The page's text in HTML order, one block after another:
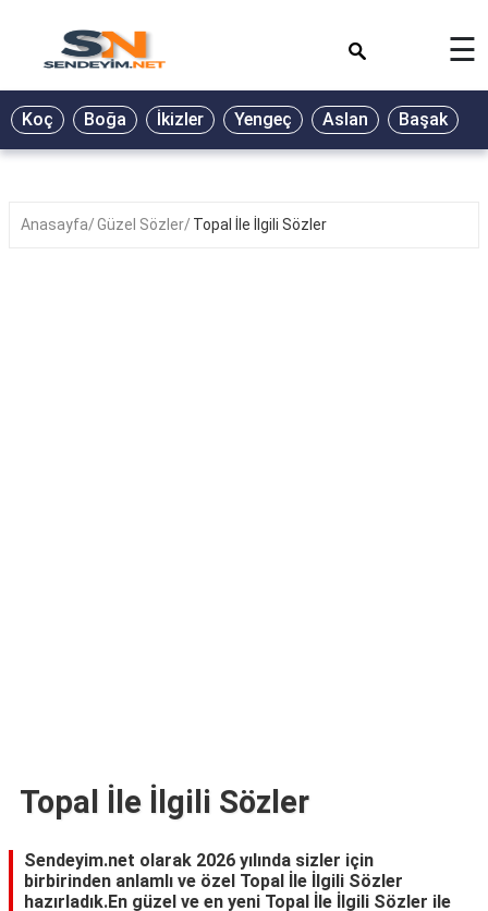
BİYOGRAFİ
GALERİ
☰
Koç Boğa İkizler Yengeç Aslan Başak
Anasayfa Güzel Sözler Topal İle İlgili Sözler
Topal İle İlgili Sözler
Sendeyim.net olarak 2026 yılında sizler için
birbirinden anlamlı ve özel Topal İle İlgili Sözler
hazırladık.En güzel ve en yeni Topal İle İlgili Sözler ile